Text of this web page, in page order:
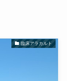
臨床アラカルト